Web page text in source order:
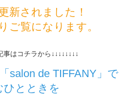
新されました！
ご覧になります。
事はコチラから↓↓↓↓↓↓↓↓
salon de TIFFANY」で
ひとときを